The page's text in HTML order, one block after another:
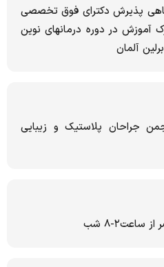
پذیرش دکترای فوق تخصصی
مدرک آموزش در دوره درمانهای نوین
جراحان پلاستیک و زیبایی
۸ شب